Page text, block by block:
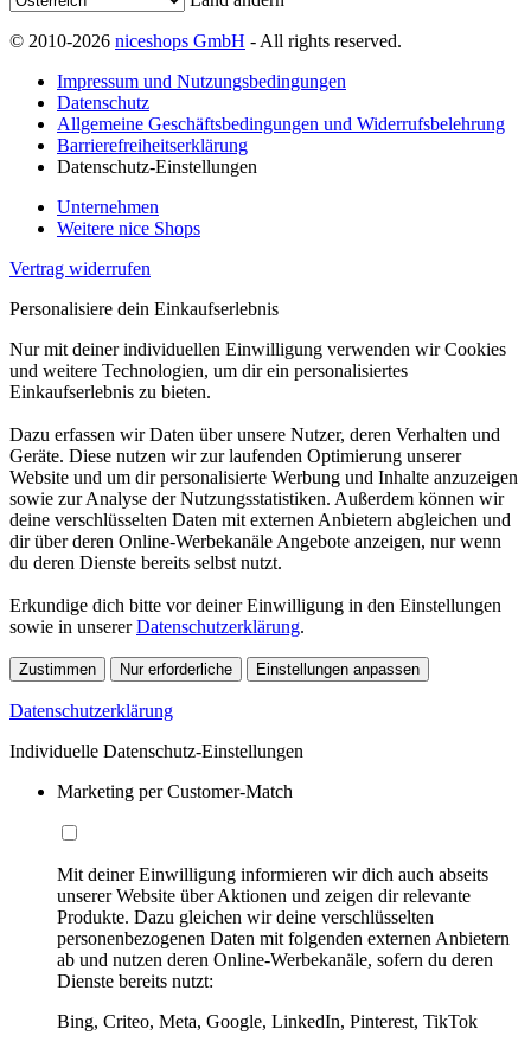
© 2010-2026 niceshops GmbH - All rights reserved.
Impressum und Nutzungsbedingungen
Datenschutz
Allgemeine Geschäftsbedingungen und Widerrufsbelehrung
Barrierefreiheitserklärung
Datenschutz-Einstellungen
Unternehmen
Weitere nice Shops
Vertrag widerrufen
Personalisiere dein Einkaufserlebnis
Nur mit deiner individuellen Einwilligung verwenden wir Cookies
und weitere Technologien, um dir ein personalisiertes
Einkaufserlebnis zu bieten.
Dazu erfassen wir Daten über unsere Nutzer, deren Verhalten und
Geräte. Diese nutzen wir zur laufenden Optimierung unserer
Website und um dir personalisierte Werbung und Inhalte anzuzeigen
sowie zur Analyse der Nutzungsstatistiken. Außerdem können wir
deine verschlüsselten Daten mit externen Anbietern abgleichen und
dir über deren Online-Werbekanäle Angebote anzeigen, nur wenn
du deren Dienste bereits selbst nutzt.
Erkundige dich bitte vor deiner Einwilligung in den Einstellungen
sowie in unsererDatenschutzerklärung.
Zustimmen Nur erforderliche Einstellungen anpassen
Datenschutzerklärung
Individuelle Datenschutz-Einstellungen
Marketing per Customer-Match
Mit deiner Einwilligung informieren wir dich auch abseits
unserer Website über Aktionen und zeigen dir relevante
Produkte. Dazu gleichen wir deine verschlüsselten
personenbezogenen Daten mit folgenden externen Anbietern
ab und nutzen deren Online-Werbekanäle, sofern du deren
Dienste bereits nutzt:
Bing, Criteo, Meta, Google, LinkedIn, Pinterest, TikTok